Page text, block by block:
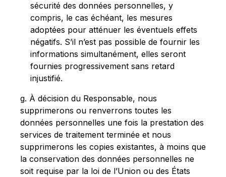
sécurité des données personnelles, y
compris, le cas échéant, les mesures
adoptées pour atténuer les éventuels effets
négatifs. S’il n’est pas possible de fournir les
informations simultanément, elles seront
fournies progressivement sans retard
injustifié.
g. À décision du Responsable, nous
supprimerons ou renverrons toutes les
données personnelles une fois la prestation des
services de traitement terminée et nous
supprimerons les copies existantes, à moins que
la conservation des données personnelles ne
soit requise par la loi de l’Union ou des États